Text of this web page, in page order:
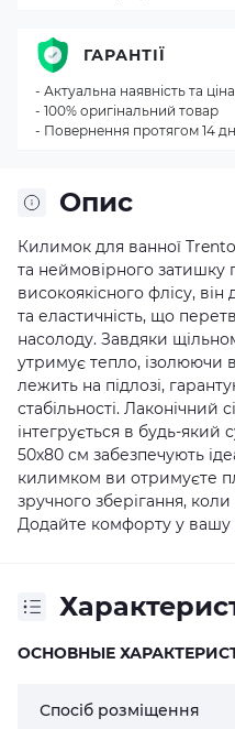
Опис
Килимок для ванної
та неймовірного затишку
високоякісного флісу,
та еластичність, що
насолоду. Завдяки
утримує тепло, ізолюючи
лежить на підлозі,
стабільності. Лаконічний
інтегрується в будь-який
50х80 см забезпечують
килимком ви отримуєте
зручного зберігання,
Додайте комфорту у
ОСНОВНЫЕ
Спосіб розміщення
ГАРАНТІЇ
- Актуальна наявність та ціна
- 100% оригінальний товар
- Повернення протягом 14